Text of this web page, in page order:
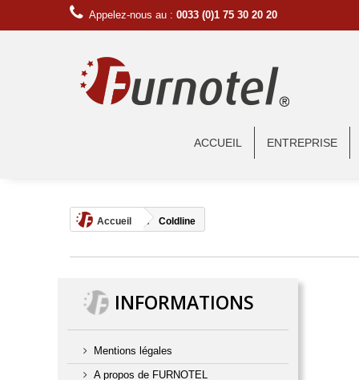
Appelez-nous au : 0033 (0)1 75 30 20 20
ACCUEIL ENTREPRISE
Accueil Coldline
INFORMATIONS
Mentions légales
A propos de FURNOTEL